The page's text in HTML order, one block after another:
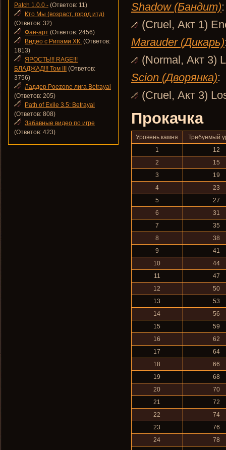
Shadow (Бандит):
(Cruel, Акт 1)
Marauder (Дикарь)
(Normal, Акт 3)
Scion (Дворянка):
(Cruel, Акт 3)
Прокачка
Уровень камня
Требуемый
1
12
2
15
3
19
4
23
5
27
6
31
7
35
8
38
9
41
10
44
11
47
12
50
13
53
14
56
15
59
16
62
17
64
18
66
19
68
20
70
21
72
22
74
23
76
24
78
Patch 1.0.0 - (Ответов: 11)
Кто Мы (возраст, город итд)
(Ответов: 32)
Фан-арт (Ответов: 2456)
Видео с Рипами ХК. (Ответов:
1813)
ЯРОСТЬ!!! RAGE!!!
БЛАДЖАД!!! Том III
(Ответов:
3756)
Ладдер Poezone лига Betrayal
(Ответов: 205)
Path of Exile 3.5: Betrayal
(Ответов: 808)
Забавные видео по игре
(Ответов: 423)